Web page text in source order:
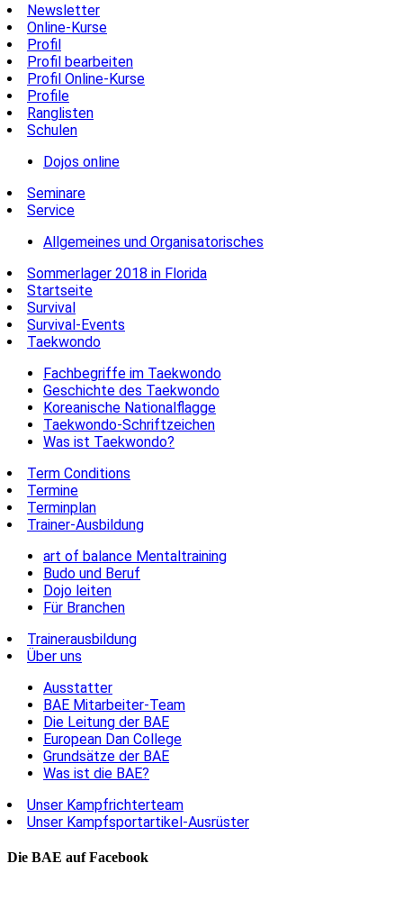
Newsletter
Online-Kurse
Profil
Profil bearbeiten
Profil Online-Kurse
Profile
Ranglisten
Schulen
Dojos online
Seminare
Service
Allgemeines und Organisatorisches
Sommerlager 2018 in Florida
Startseite
Survival
Survival-Events
Taekwondo
Fachbegriffe im Taekwondo
Geschichte des Taekwondo
Koreanische Nationalflagge
Taekwondo-Schriftzeichen
Was ist Taekwondo?
Term Conditions
Termine
Terminplan
Trainer-Ausbildung
art of balance Mentaltraining
Budo und Beruf
Dojo leiten
Für Branchen
Trainerausbildung
Über uns
Ausstatter
BAE Mitarbeiter-Team
Die Leitung der BAE
European Dan College
Grundsätze der BAE
Was ist die BAE?
Unser Kampfrichterteam
Unser Kampfsportartikel-Ausrüster
Die BAE auf Facebook